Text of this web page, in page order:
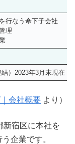
行なう傘下子会社
理
）2023年3月末現在
会社概要 より）
新宿区に本社を
企業です。